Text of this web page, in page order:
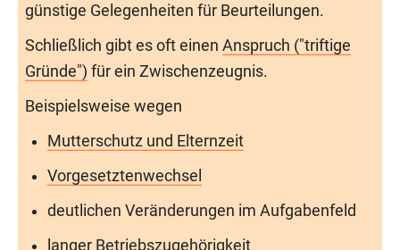
günstige Gelegenheiten für Beurteilungen.
Schließlich gibt es oft einen Anspruch ("triftige
Gründe") für ein Zwischenzeugnis.
Beispielsweise wegen
Mutterschutz und Elternzeit
Vorgesetztenwechsel
deutlichen Veränderungen im Aufgabenfeld
langer Betriebszugehörigkeit